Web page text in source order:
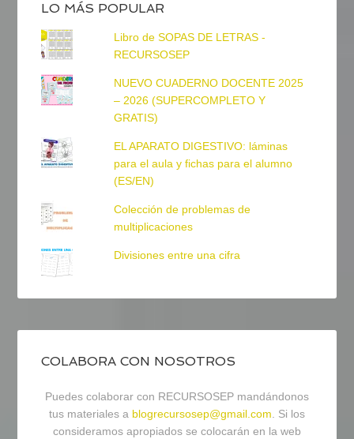
LO MÁS POPULAR
Libro de SOPAS DE LETRAS -
RECURSOSEP
NUEVO CUADERNO DOCENTE 2025
– 2026 (SUPERCOMPLETO Y
GRATIS)
EL APARATO DIGESTIVO: láminas
para el aula y fichas para el alumno
(ES/EN)
Colección de problemas de
multiplicaciones
Divisiones entre una cifra
COLABORA CON NOSOTROS
Puedes colaborar con RECURSOSEP mandándonos
tus materiales a blogrecursosep@gmail.com. Si los
consideramos apropiados se colocarán en la web